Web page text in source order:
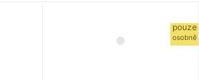
pouze
osobně